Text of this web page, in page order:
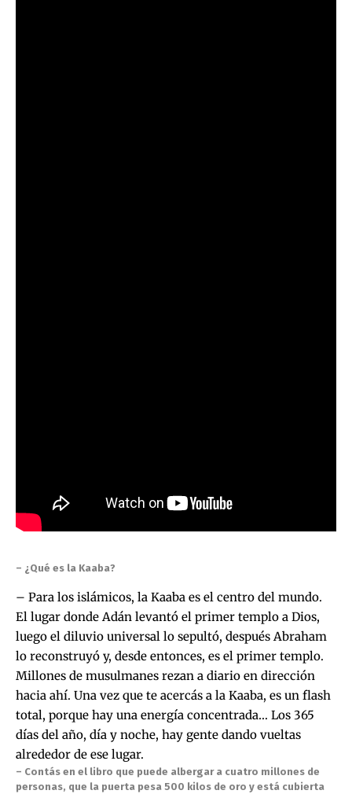
– ¿Qué es la Kaaba?
– Para los islámicos, la Kaaba es el centro del mundo.
El lugar donde Adán levantó el primer templo a Dios,
luego el diluvio universal lo sepultó, después Abraham
lo reconstruyó y, desde entonces, es el primer templo.
Millones de musulmanes rezan a diario en dirección
hacia ahí. Una vez que te acercás a la Kaaba, es un flash
total, porque hay una energía concentrada… Los 365
días del año, día y noche, hay gente dando vueltas
alrededor de ese lugar.
– Contás en el libro que puede albergar a cuatro millones de
personas, que la puerta pesa 500 kilos de oro y está cubierta